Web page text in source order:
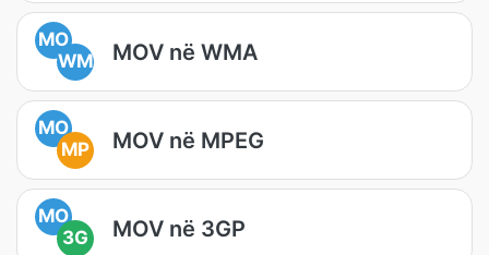
MO
WM
MOV në WMA
MO
MP
MOV në MPEG
MO
3G
MOV në 3GP